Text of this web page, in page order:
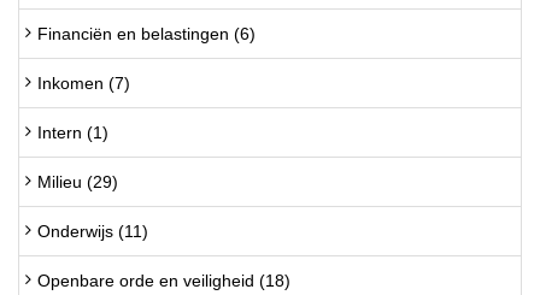
Financiën en belastingen (6)
Inkomen (7)
Intern (1)
Milieu (29)
Onderwijs (11)
Openbare orde en veiligheid (18)